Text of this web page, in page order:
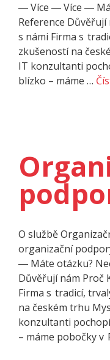
― Více ― Více ―
Refe­rence Důvěřují
s námi Firma s
zkušeností na
IT konzultanti
blízko – máme …
O službě
organizační
― Máte otázku?
Důvěřují nám Proč
Firma s tradicí,
na českém trhu
konzultanti
– máme pobočky v